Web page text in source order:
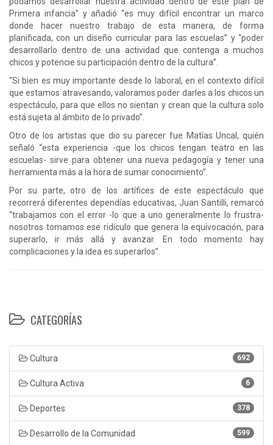
Primera infancia” y añadió “es muy difícil encontrar un marco
donde hacer nuestro trabajo de esta manera, de forma
planificada, con un diseño curricular para las escuelas” y “poder
desarrollarlo dentro de una actividad que contenga a muchos
chicos y potencie su participación dentro de la cultura”.
“Si bien es muy importante desde lo laboral, en el contexto difícil
que estamos atravesando, valoramos poder darles a los chicos un
espectáculo, para que ellos no sientan y crean que la cultura solo
está sujeta al ámbito de lo privado”.
Otro de los artistas que dio su parecer fue Matías Uncal, quién
señaló “esta experiencia -que los chicos tengan teatro en las
escuelas- sirve para obtener una nueva pedagogía y tener una
herramienta más a la hora de sumar conocimiento”.
Por su parte, otro de los artífices de este espectáculo que
recorrerá diferentes dependías educativas, Juan Santilli, remarcó
“trabajamos con el error -lo que a uno generalmente lo frustra-
nosotros tomamos ese ridículo que genera la equivocación, para
superarlo, ir más allá y avanzar. En todo momento hay
complicaciones y la idea es superarlos”.
CATEGORÍAS
692
Cultura
6
Cultura Activa
378
Deportes
599
Desarrollo de la Comunidad